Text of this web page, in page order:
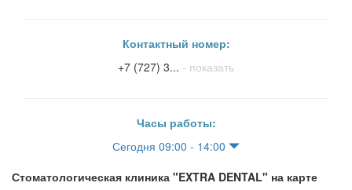
Контактный номер:
+7 (727) 3... - показать
Часы работы:
Сегодня 09:00 - 14:00
Стоматологическая клиника "EXTRA DENTAL" на карте